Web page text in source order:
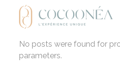
No posts were found for
parameters.